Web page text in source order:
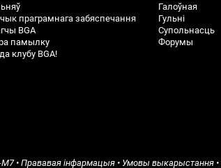
праграмнага забяспечання
BGA
памылку
клубу BGA!
Галоўная
Гульні
Супольнасць
Форумы
M7• Прававая інфармацыя• Умовы выкарыстання•